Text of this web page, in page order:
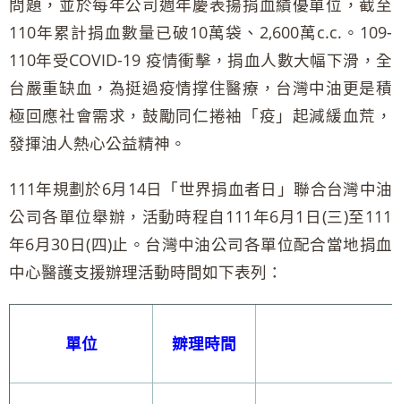
問題，並於每年公司週年慶表揚捐血績優單位，截至
110年累計捐血數量已破10萬袋、2,600萬c.c.。109-
110年受COVID-19 疫情衝擊，捐血人數大幅下滑，全
台嚴重缺血，為挺過疫情撑住醫療，台灣中油更是積
極回應社會需求，鼓勵同仁捲袖「疫」起減緩血荒，
發揮油人熱心公益精神。
111年規劃於6月14日「世界捐血者日」聯合台灣中油
公司各單位舉辦，活動時程自111年6月1日(三)至111
年6月30日(四)止。台灣中油公司各單位配合當地捐血
中心醫護支援辦理活動時間如下表列：
單位 辧理時間